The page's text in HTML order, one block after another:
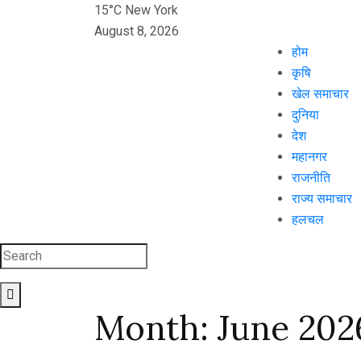
15°C New York
August 8, 2026
होम
कृषि
खेल समाचार
दुनिया
देश
महानगर
राजनीति
राज्य समाचार
हलचल
Month: June